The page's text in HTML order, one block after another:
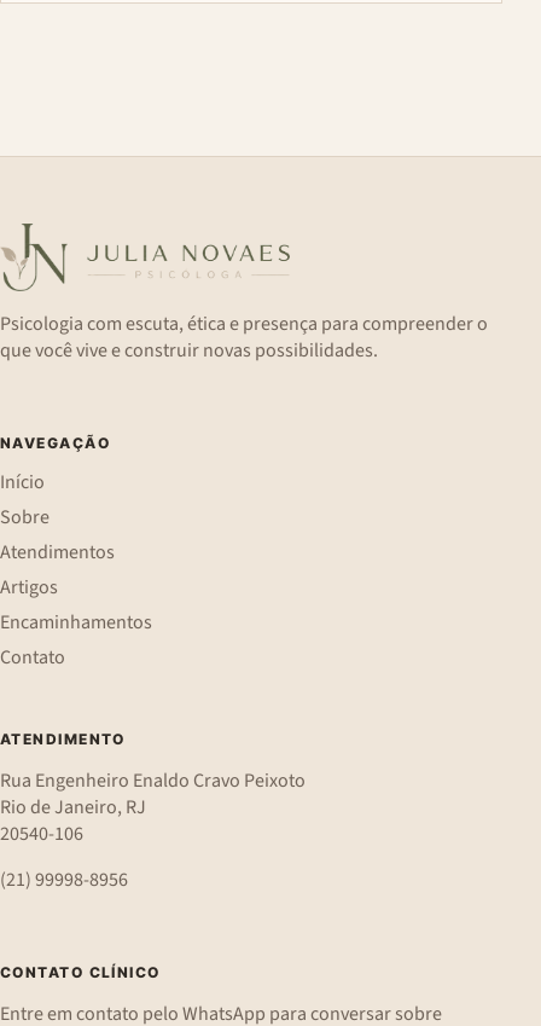
Psicologia com escuta, ética e presença para compreender o
que você vive e construir novas possibilidades.
NAVEGAÇÃO
Início
Sobre
Atendimentos
Artigos
Encaminhamentos
Contato
ATENDIMENTO
Rua Engenheiro Enaldo Cravo Peixoto
Rio de Janeiro, RJ
20540-106
(21) 99998-8956
CONTATO CLÍNICO
Entre em contato pelo WhatsApp para conversar sobre